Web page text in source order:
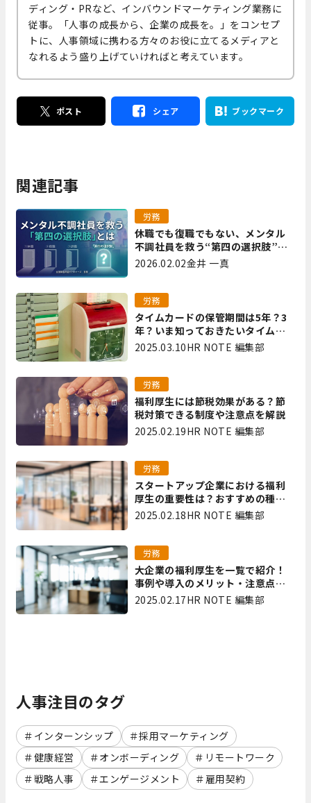
ディング・PRなど、インバウンドマーケティング業務に
従事。「人事の成長から、企業の成長を。」をコンセプ
トに、人事領域に携わる方々のお役に立てるメディアと
なれるよう盛り上げていければと考えています。
ポスト シェア ブックマーク
関連記事
休職でも復職でもない、メンタル
不調社員を救う“第四の選択肢”と
は｜全国障害年金パートナーズ 宮
労務
2026.02.02金井 一真
タイムカードの保管期間は5年？3
年？いま知っておきたいタイムカ
ード保管方法
労務
2025.03.10HR NOTE 編集部
福利厚生には節税効果がある？節
税対策できる制度や注意点を解説
労務
2025.02.19HR NOTE 編集部
スタートアップ企業における福利
厚生の重要性は？おすすめの種類
やメリット・デメリットを解説
労務
2025.02.18HR NOTE 編集部
大企業の福利厚生を一覧で紹介！
事例や導入のメリット・注意点を
解説
労務
2025.02.17HR NOTE 編集部
人事注目のタグ
インターンシップ
採用マーケティング
健康経営
オンボーディング
リモートワーク
戦略人事
エンゲージメント 雇用契約